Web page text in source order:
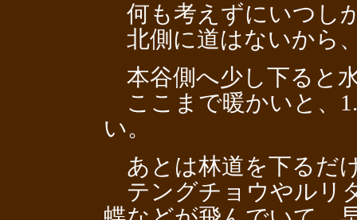
何も考えずにいつし
北側に道はないから
本谷側へ少し下ると
ここまで暖かいと、
い。
あとは林道を下るだ
テングチョウやルリ